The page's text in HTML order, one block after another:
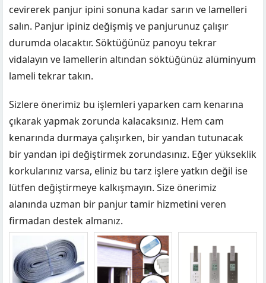
cevirerek panjur ipini sonuna kadar sarın ve lamelleri
salın. Panjur ipiniz değişmiş ve panjurunuz çalışır
durumda olacaktır. Söktüğünüz panoyu tekrar
vidalayın ve lamellerin altından söktüğünüz alüminyum
lameli tekrar takın.
Sizlere önerimiz bu işlemleri yaparken cam kenarına
çıkarak yapmak zorunda kalacaksınız. Hem cam
kenarında durmaya çalışırken, bir yandan tutunacak
bir yandan ipi değiştirmek zorundasınız. Eğer yükseklik
korkularınız varsa, eliniz bu tarz işlere yatkın değil ise
lütfen değiştirmeye kalkışmayın. Size önerimiz
alanında uzman bir panjur tamir hizmetini veren
firmadan destek almanız.